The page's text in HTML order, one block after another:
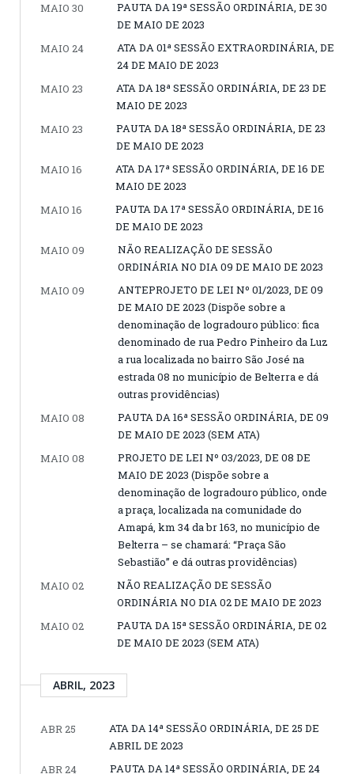
MAIO 30
PAUTA DA 19ª SESSÃO ORDINÁRIA, DE 30
DE MAIO DE 2023
MAIO 24
ATA DA 01ª SESSÃO EXTRAORDINÁRIA, DE
24 DE MAIO DE 2023
MAIO 23
ATA DA 18ª SESSÃO ORDINÁRIA, DE 23 DE
MAIO DE 2023
MAIO 23
PAUTA DA 18ª SESSÃO ORDINÁRIA, DE 23
DE MAIO DE 2023
MAIO 16
ATA DA 17ª SESSÃO ORDINÁRIA, DE 16 DE
MAIO DE 2023
MAIO 16
PAUTA DA 17ª SESSÃO ORDINÁRIA, DE 16
DE MAIO DE 2023
MAIO 09
NÃO REALIZAÇÃO DE SESSÃO
ORDINÁRIA NO DIA 09 DE MAIO DE 2023
MAIO 09
ANTEPROJETO DE LEI Nº 01/2023, DE 09
DE MAIO DE 2023 (Dispõe sobre a
denominação de logradouro público: fica
denominado de rua Pedro Pinheiro da Luz
a rua localizada no bairro São José na
estrada 08 no município de Belterra e dá
outras providências)
MAIO 08
PAUTA DA 16ª SESSÃO ORDINÁRIA, DE 09
DE MAIO DE 2023 (SEM ATA)
MAIO 08
PROJETO DE LEI Nº 03/2023, DE 08 DE
MAIO DE 2023 (Dispõe sobre a
denominação de logradouro público, onde
a praça, localizada na comunidade do
Amapá, km 34 da br 163, no município de
Belterra – se chamará: “Praça São
Sebastião” e dá outras providências)
MAIO 02
NÃO REALIZAÇÃO DE SESSÃO
ORDINÁRIA NO DIA 02 DE MAIO DE 2023
MAIO 02
PAUTA DA 15ª SESSÃO ORDINÁRIA, DE 02
DE MAIO DE 2023 (SEM ATA)
ABRIL, 2023
ABR 25
ATA DA 14ª SESSÃO ORDINÁRIA, DE 25 DE
ABRIL DE 2023
ABR 24
PAUTA DA 14ª SESSÃO ORDINÁRIA, DE 24